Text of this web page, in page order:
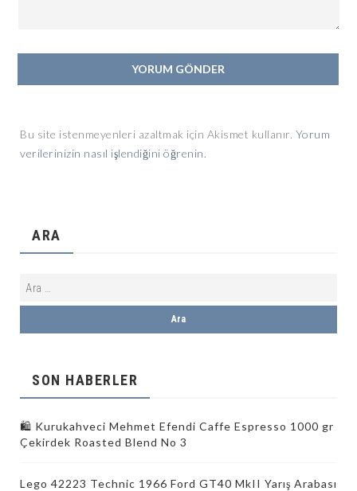
Bu site istenmeyenleri azaltmak için Akismet kullanır. Yorum
verilerinizin nasıl işlendiğini öğrenin.
ARA
SON HABERLER
🛍️ Kurukahveci Mehmet Efendi Caffe Espresso 1000 gr
Çekirdek Roasted Blend No 3
Lego 42223 Technic 1966 Ford GT40 MkII Yarış Arabası